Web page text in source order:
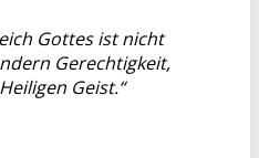
Gottes ist nicht
Gerechtigkeit,
Geist.“